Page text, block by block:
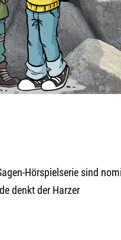
Hörspielserie sind
denkt der Harzer